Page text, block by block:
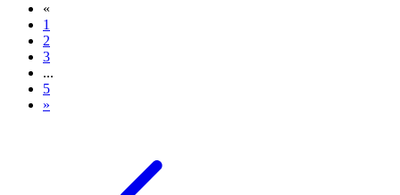
«
1
2
3
...
5
»